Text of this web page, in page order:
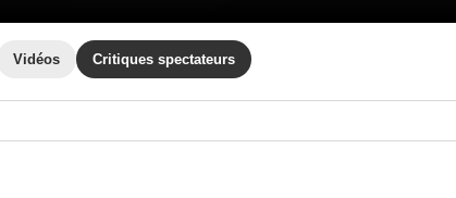
Vidéos Critiques spectateurs